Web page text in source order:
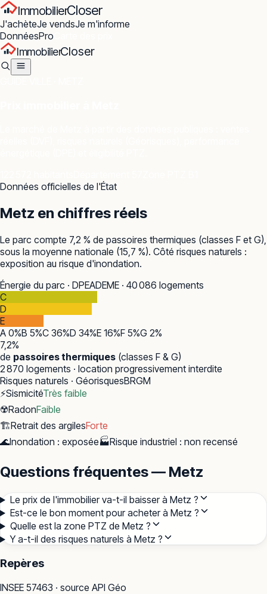
ImmobilierCloser
J'achèteJe vendsJe m'informe
DonnéesPro
ImmobilierCloser
Données officielles de l'État
Metz en chiffres réels
Le parc compte 7,2 % de passoires thermiques (classes F et G),
sous la moyenne nationale (15,7 %). Côté risques naturels :
exposition au risque d'inondation.
Énergie du parc · DPEADEME · 40 086 logements
C
D
E
A 0%B 5%C 36%D 34%E 16%F 5%G 2%
7,2%
de passoires thermiques (classes F & G)
2 870 logements · location progressivement interdite
Risques naturels · GéorisquesBRGM
⚡SismicitéTrès faible
☢️RadonFaible
🏗️Retrait des argilesForte
🌊Inondation : exposée🏭Risque industriel : non recensé
Questions fréquentes — Metz
Le prix de l'immobilier va-t-il baisser à Metz ?
Est-ce le bon moment pour acheter à Metz ?
Quelle est la zone PTZ de Metz ?
Y a-t-il des risques naturels à Metz ?
Repères
INSEE 57463 · source API Géo